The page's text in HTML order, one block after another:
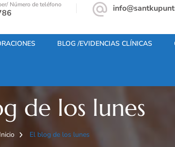
Número de teléfono
BLOG /EVIDENCIAS CLÍNICAS
de los lunes
Inicio El blog de los lunes